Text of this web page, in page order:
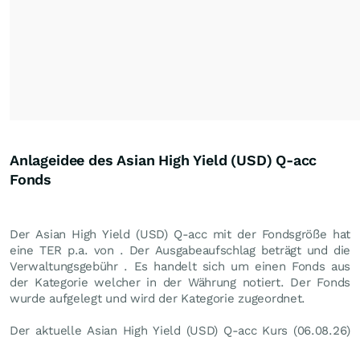
Anlageidee des Asian High Yield (USD) Q-acc
Fonds
Der Asian High Yield (USD) Q-acc mit der Fondsgröße hat
eine TER p.a. von . Der Ausgabeaufschlag beträgt und die
Verwaltungsgebühr . Es handelt sich um einen Fonds aus
der Kategorie welcher in der Währung notiert. Der Fonds
wurde aufgelegt und wird der Kategorie zugeordnet.
Der aktuelle Asian High Yield (USD) Q-acc Kurs (06.08.26)